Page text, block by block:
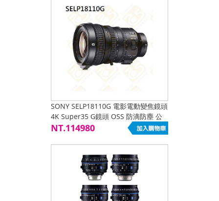
SONY SELP18110G 電影電動變焦鏡頭
4K Super35 G鏡頭 OSS 防滴防塵 公
司貨
NT.114980